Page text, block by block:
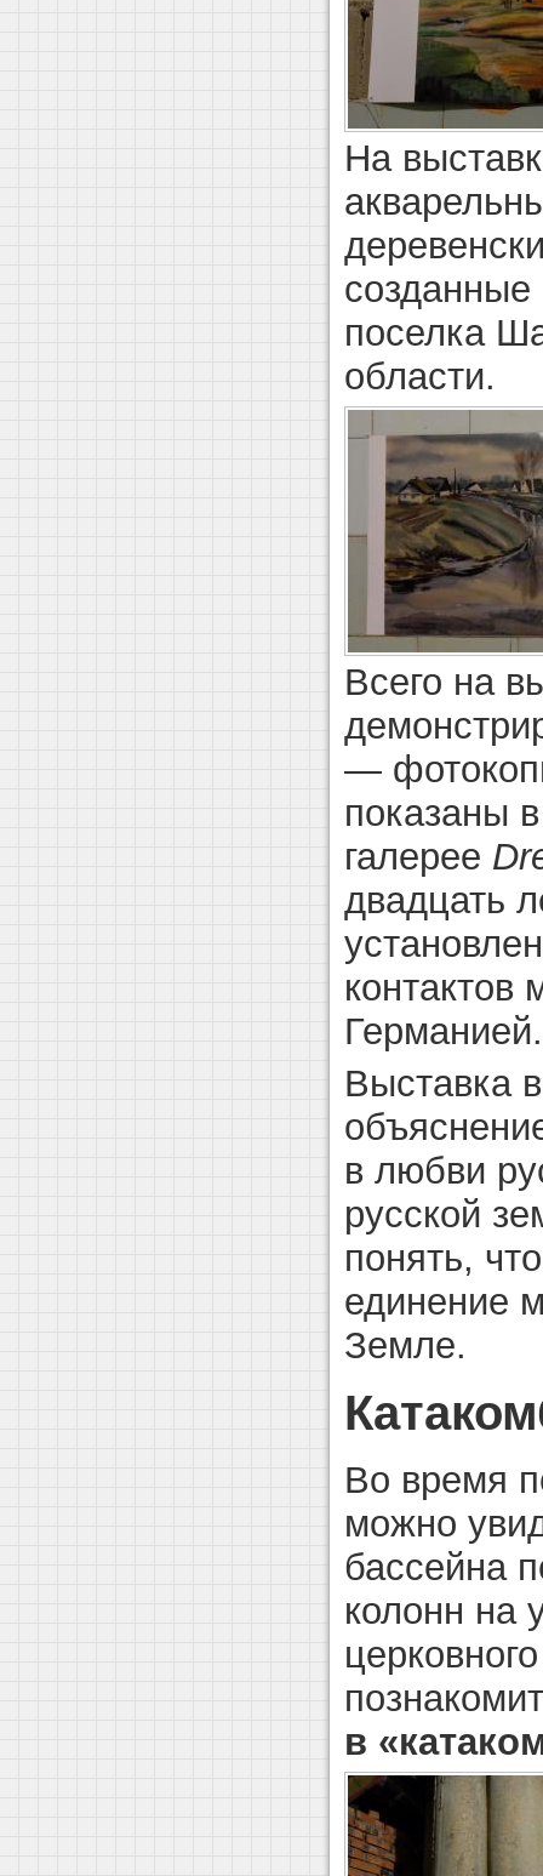
На
созданные
поселка
области.
Всего на
—
показаны
галерее
двадцать
контактов
Германией.
Выставка
в любви
русской
понять,
единение
Земле.
Во время
можно
бассейна
колонн на
в